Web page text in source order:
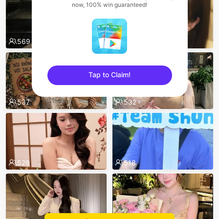
569
537 532
528 518
now, 100% win guaranteed!
Tap to Claim!
sentinelEnd